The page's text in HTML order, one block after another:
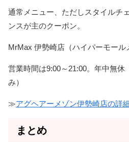
通常メニュー、ただしスタイルチ
ンスが主のクーポン。
MrMax 伊勢崎店（ハイパーモール
営業時間は9:00～21:00。年中無休
み）
≫アグヘアーメゾン伊勢崎店の詳
まとめ